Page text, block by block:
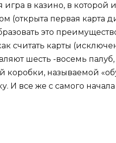
в казино, в которой
(открыта первая карта
это
считать карты
шесть -восемь
коробки, называемой
И все же с самого